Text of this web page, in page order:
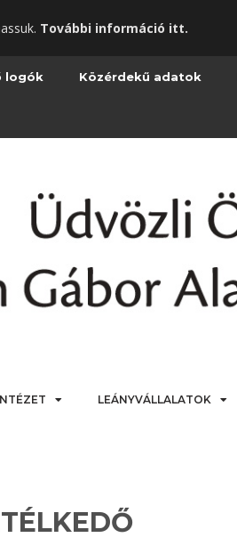
További információ itt.
logók Közérdekű adatok
LEÁNYVÁLLALATOK